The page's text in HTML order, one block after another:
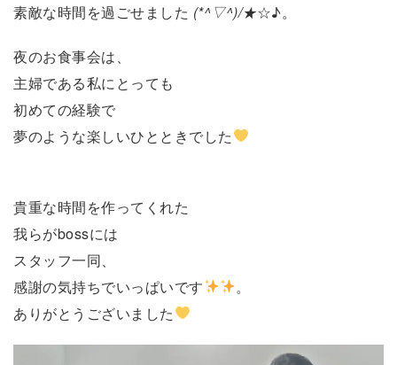
素敵な時間を過ごせました (*^▽^)/★☆♪。
夜のお食事会は、
主婦である私にとっても
初めての経験で
夢のような楽しいひとときでした
貴重な時間を作ってくれた
我らがbossには
スタッフ一同、
感謝の気持ちでいっぱいです
。
ありがとうございました